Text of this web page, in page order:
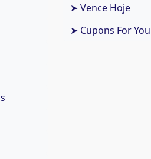
➤ Vence Hoje
➤ Cupons For You